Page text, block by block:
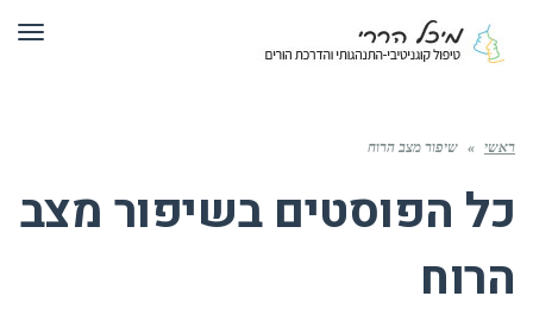
ראשי » שיפור מצב הרוח
כל הפוסטים בשיפור מצב
הרוח